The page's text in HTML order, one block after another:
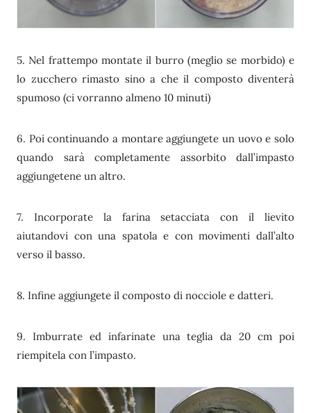
5. Nel frattempo montate il burro (meglio se morbido) e
lo zucchero rimasto sino a che il composto diventerà
spumoso (ci vorranno almeno 10 minuti)
6. Poi continuando a montare aggiungete un uovo e solo
quando sarà completamente assorbito dall’impasto
aggiungetene un altro.
7. Incorporate la farina setacciata con il lievito
aiutandovi con una spatola e con movimenti dall’alto
verso il basso.
8. Infine aggiungete il composto di nocciole e datteri.
9. Imburrate ed infarinate una teglia da 20 cm poi
riempitela con l’impasto.